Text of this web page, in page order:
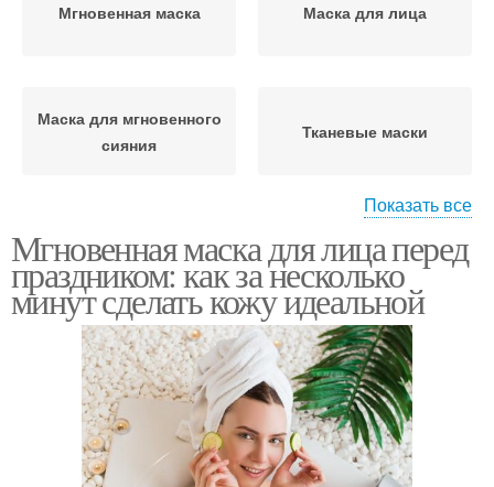
Мгновенная маска Маска для лица
Маска для мгновенного
сияния
Тканевые маски
Маски для лица
Показать все
Мгновенная маска для лица перед
праздником: как за несколько
минут сделать кожу идеальной